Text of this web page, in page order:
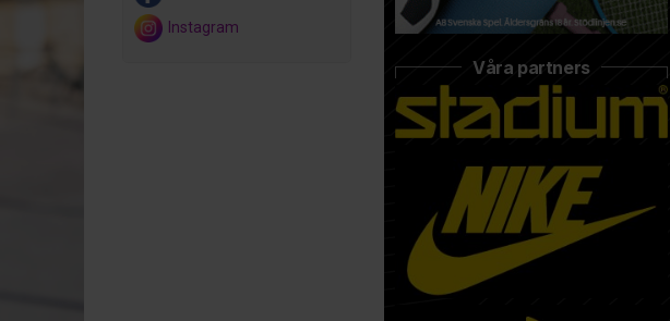
Instagram
Våra partners